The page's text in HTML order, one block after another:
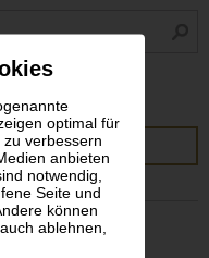
optimal für
verbessern
anbieten
notwendig,
Seite und
können
ablehnen,